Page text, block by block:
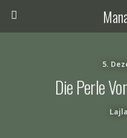
5.
Die Perle